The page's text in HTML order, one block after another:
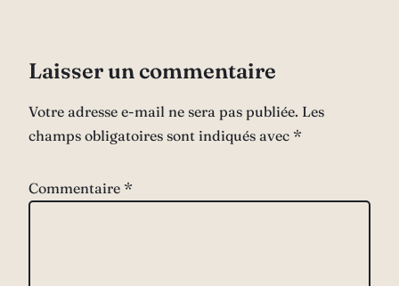
Laisser un commentaire
Votre adresse e-mail ne sera pas publiée. Les
champs obligatoires sont indiqués avec *
Commentaire *